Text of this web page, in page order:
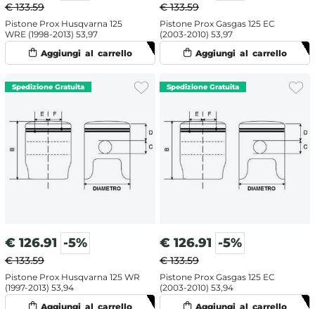
€ 133.59
Pistone Prox Husqvarna 125
WRE (1998-2013) 53,97
€ 133.59
Pistone Prox Gasgas 125 EC
(2003-2010) 53,97
€ 126.91 -5%
€ 133.59
Pistone Prox Husqvarna 125 WR
(1997-2013) 53,94
€ 126.91 -5%
€ 133.59
Pistone Prox Gasgas 125 EC
(2003-2010) 53,94